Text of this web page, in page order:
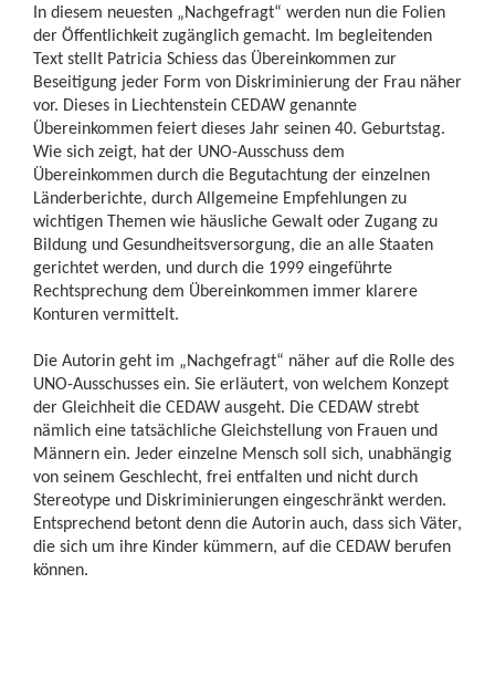
In diesem neuesten „Nachgefragt“ werden nun die Folien
der Öffentlichkeit zugänglich gemacht. Im begleitenden
Text stellt Patricia Schiess das Übereinkommen zur
Beseitigung jeder Form von Diskriminierung der Frau näher
vor. Dieses in Liechtenstein CEDAW genannte
Übereinkommen feiert dieses Jahr seinen 40. Geburtstag.
Wie sich zeigt, hat der UNO-Ausschuss dem
Übereinkommen durch die Begutachtung der einzelnen
Länderberichte, durch Allgemeine Empfehlungen zu
wichtigen Themen wie häusliche Gewalt oder Zugang zu
Bildung und Gesundheitsversorgung, die an alle Staaten
gerichtet werden, und durch die 1999 eingeführte
Rechtsprechung dem Übereinkommen immer klarere
Konturen vermittelt.
Die Autorin geht im „Nachgefragt“ näher auf die Rolle des
UNO-Ausschusses ein. Sie erläutert, von welchem Konzept
der Gleichheit die CEDAW ausgeht. Die CEDAW strebt
nämlich eine tatsächliche Gleichstellung von Frauen und
Männern ein. Jeder einzelne Mensch soll sich, unabhängig
von seinem Geschlecht, frei entfalten und nicht durch
Stereotype und Diskriminierungen eingeschränkt werden.
Entsprechend betont denn die Autorin auch, dass sich Väter,
die sich um ihre Kinder kümmern, auf die CEDAW berufen
können.